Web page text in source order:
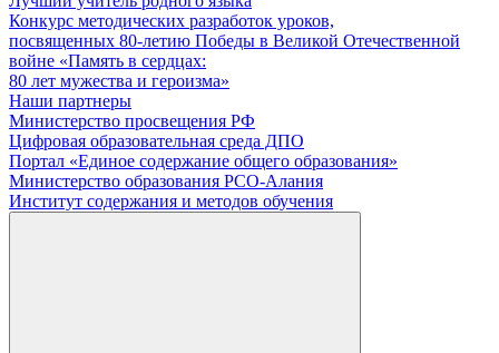
Конкурс методических разработок уроков,
посвященных 80-летию Победы в Великой Отечественной
войне «Память в сердцах:
80 лет мужества и героизма»
Наши партнеры
Министерство просвещения РФ
Цифровая образовательная среда ДПО
Портал «Единое содержание общего образования»
Министерство образования РСО-Алания
Институт содержания и методов обучения